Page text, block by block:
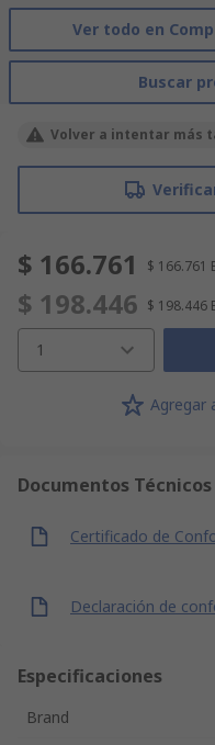
Ver todo en
Buscar
Volver a intentar más
$ 166.761 $ 166.761
$ 198.446 $ 198.446
1
Agregar
Documentos Técnicos
Certificado de
Declaración de
Especificaciones
Brand